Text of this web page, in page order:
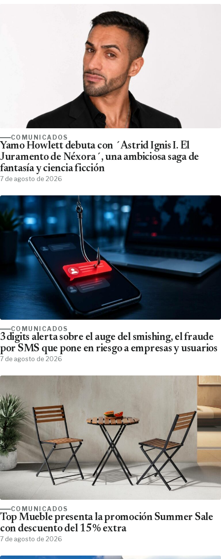
COMUNICADOS
Yamo Howlett debuta con ´Astrid Ignis I. El
Juramento de Néxora´, una ambiciosa saga de
fantasía y ciencia ficción
7 de agosto de 2026
COMUNICADOS
3digits alerta sobre el auge del smishing, el fraude
por SMS que pone en riesgo a empresas y usuarios
7 de agosto de 2026
COMUNICADOS
Top Mueble presenta la promoción Summer Sale
con descuento del 15% extra
7 de agosto de 2026